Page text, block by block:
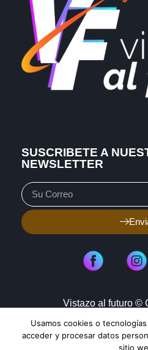
SUSCRIBETE A
NEWSLETTER
Vistazo al futuro ©
Aviso de Privacidad
Usamos cookies o
acceder y procesar datos
sitio